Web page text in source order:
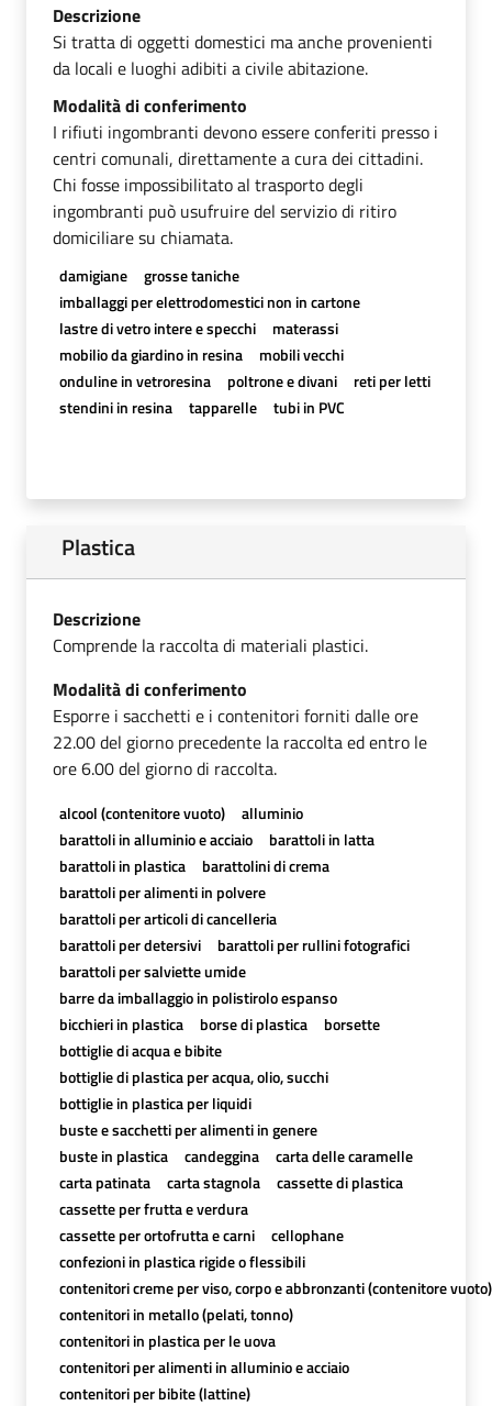
Descrizione
Si tratta di oggetti domestici ma anche provenienti
da locali e luoghi adibiti a civile abitazione.
Modalità di conferimento
I rifiuti ingombranti devono essere conferiti presso i
centri comunali, direttamente a cura dei cittadini.
Chi fosse impossibilitato al trasporto degli
ingombranti può usufruire del servizio di ritiro
domiciliare su chiamata.
damigiane
grosse taniche
imballaggi per elettrodomestici non in cartone
lastre di vetro intere e specchi
materassi
mobilio da giardino in resina
mobili vecchi
onduline in vetroresina
poltrone e divani
reti per letti
stendini in resina
tapparelle tubi in PVC
Plastica
Descrizione
Comprende la raccolta di materiali plastici.
Modalità di conferimento
Esporre i sacchetti e i contenitori forniti dalle ore
22.00 del giorno precedente la raccolta ed entro le
ore 6.00 del giorno di raccolta.
alcool (contenitore vuoto)
alluminio
barattoli in alluminio e acciaio
barattoli in latta
barattoli in plastica
barattolini di crema
barattoli per alimenti in polvere
barattoli per articoli di cancelleria
barattoli per detersivi
barattoli per rullini fotografici
barattoli per salviette umide
barre da imballaggio in polistirolo espanso
bicchieri in plastica
borse di plastica
borsette
bottiglie di acqua e bibite
bottiglie di plastica per acqua, olio, succhi
bottiglie in plastica per liquidi
buste e sacchetti per alimenti in genere
buste in plastica
candeggina
carta delle caramelle
carta patinata
carta stagnola
cassette di plastica
cassette per frutta e verdura
cassette per ortofrutta e carni
cellophane
confezioni in plastica rigide o flessibili
contenitori creme per viso, corpo e abbronzanti (contenitore vuoto)
contenitori in metallo (pelati, tonno)
contenitori in plastica per le uova
contenitori per alimenti in alluminio e acciaio
contenitori per bibite (lattine)